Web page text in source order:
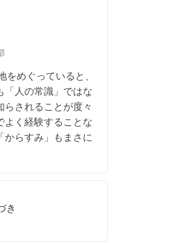
をめぐっていると、
「人の常識」ではな
らされることが度々
よく経験することな
からすみ」もまさに
き